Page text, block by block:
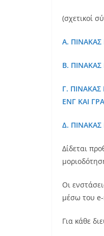
(σχετικοί
Α.
Β.
Γ.
ΕΝΓ ΚΑΙ
Δ.
Δίδεται
Οι
μέσω του
Για κάθε